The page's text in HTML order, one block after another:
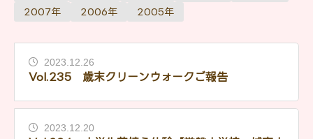
2007年
2006年 2005年
Vol.235 歳末クリーンウォークご報告
2023.12.26
2023.12.20